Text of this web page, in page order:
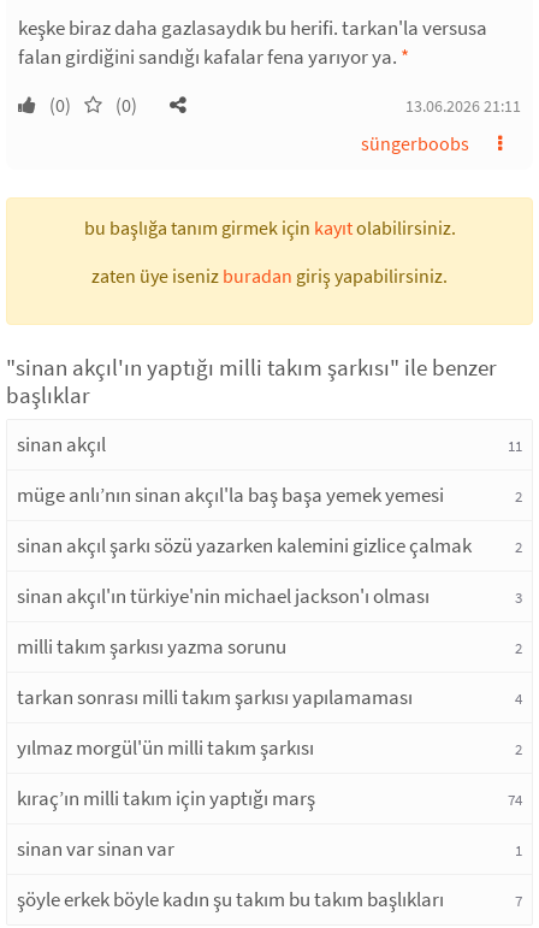
keşke biraz daha gazlasaydık bu herifi. tarkan'la versusa
falan girdiğini sandığı kafalar fena yarıyor ya. *
(0) (0) 13.06.2026 21:11
süngerboobs
bu başlığa tanım girmek için kayıtolabilirsiniz.
zaten üye iseniz buradan giriş yapabilirsiniz.
"sinan akçıl'ın yaptığı milli takım şarkısı" ile benzer
başlıklar
sinan akçıl 11
müge anlı’nın sinan akçıl'la baş başa yemek yemesi 2
sinan akçıl şarkı sözü yazarken kalemini gizlice çalmak 2
sinan akçıl'ın türkiye'nin michael jackson'ı olması 3
milli takım şarkısı yazma sorunu 2
tarkan sonrası milli takım şarkısı yapılamaması 4
yılmaz morgül'ün milli takım şarkısı 2
kıraç’ın milli takım için yaptığı marş 74
sinan var sinan var 1
şöyle erkek böyle kadın şu takım bu takım başlıkları 7